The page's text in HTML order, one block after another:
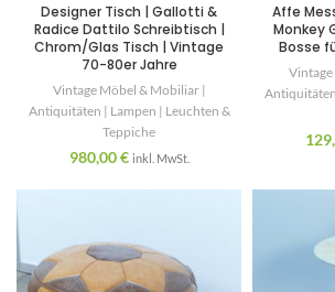
Designer Tisch | Gallotti &
Radice Dattilo Schreibtisch |
Chrom/Glas Tisch | Vintage
70-80er Jahre
Vintage Möbel & Mobiliar |
Antiquitäten | Lampen | Leuchten &
Teppiche
980,00€ inkl. MwSt.
Affe
Monkey
Bosse